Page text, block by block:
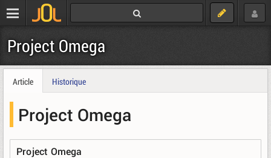
Project Omega
Article Historique
Project Omega
Project Omega